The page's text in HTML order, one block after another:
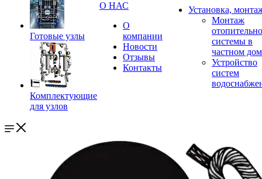
Готовые узлы
Комплектующие
для узлов
О НАС
О
компании
Новости
Отзывы
Контакты
Установка,
Монтаж
системы в
частном
Устройство
систем